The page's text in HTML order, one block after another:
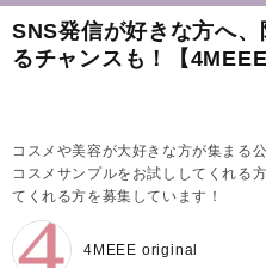
SNS発信が好きな方へ
るチャンスも！【
コスメや美容が大好きな方が集まる
コスメサンプルをお試ししてくれる
てくれる方を募集しています！
4MEEE original